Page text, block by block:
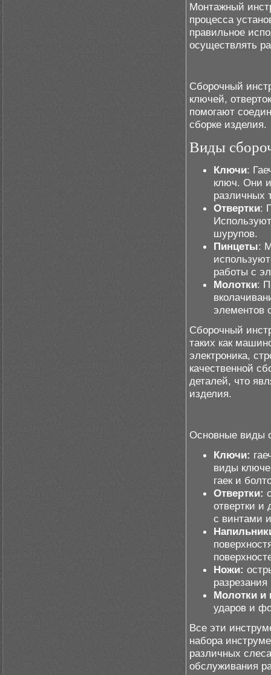
Монтажный
процесса
правильное
осуществлять
Сборочный
ключей,
помогают
сборке изделия.
Виды
Ключи:
ключ. Они
различных
Отвертки:
шурупов.
Пинцеты:
работы с
Молотки:
элементов
Сборочный
таких как
электроника,
качественной
деталей, что
изделия.
Основные виды
Ключи:
виды
гаек и
Отвертки:
отвертки и
с винтами
Ножи:
Молотки и
ударов и
Все эти
набора
различных
обслуживания